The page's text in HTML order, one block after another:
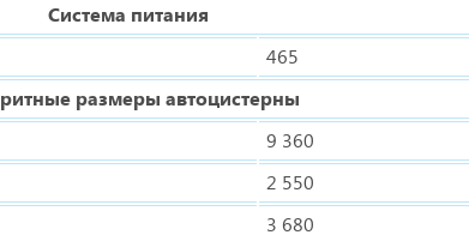
Система питания
465
размеры автоцистерны
9 360
2 550
3 680